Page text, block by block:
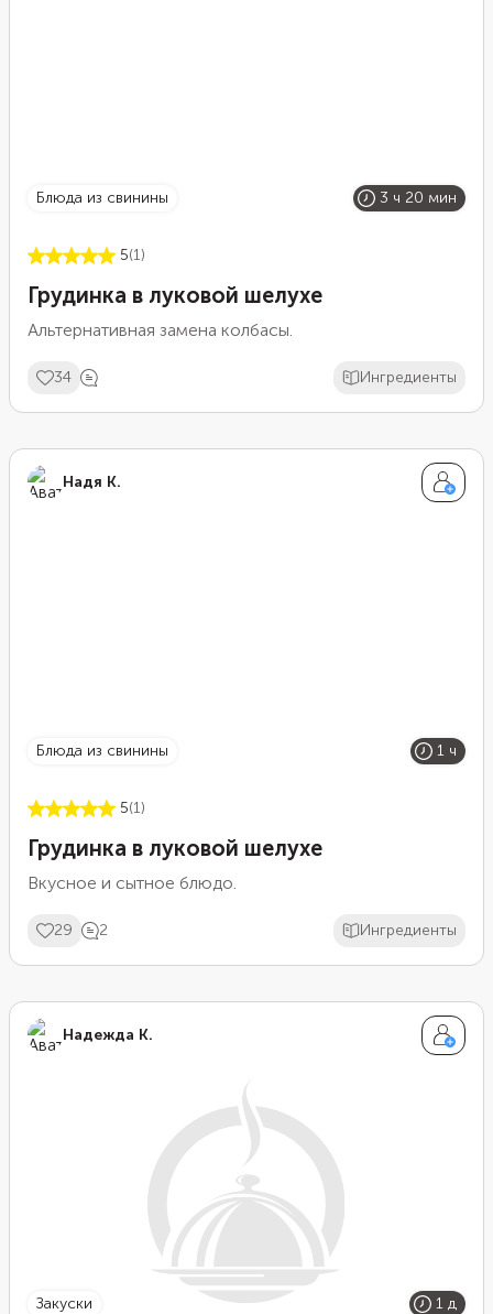
блюда из свинины 3 ч 20 мин
5(1)
Грудинка в луковой шелухе
Альтернативная замена колбасы.
34 Ингредиенты
Надя К.
блюда из свинины 1 ч
5(1)
Грудинка в луковой шелухе
Вкусное и сытное блюдо.
29 2 Ингредиенты
Надежда К.
закуски 1 д